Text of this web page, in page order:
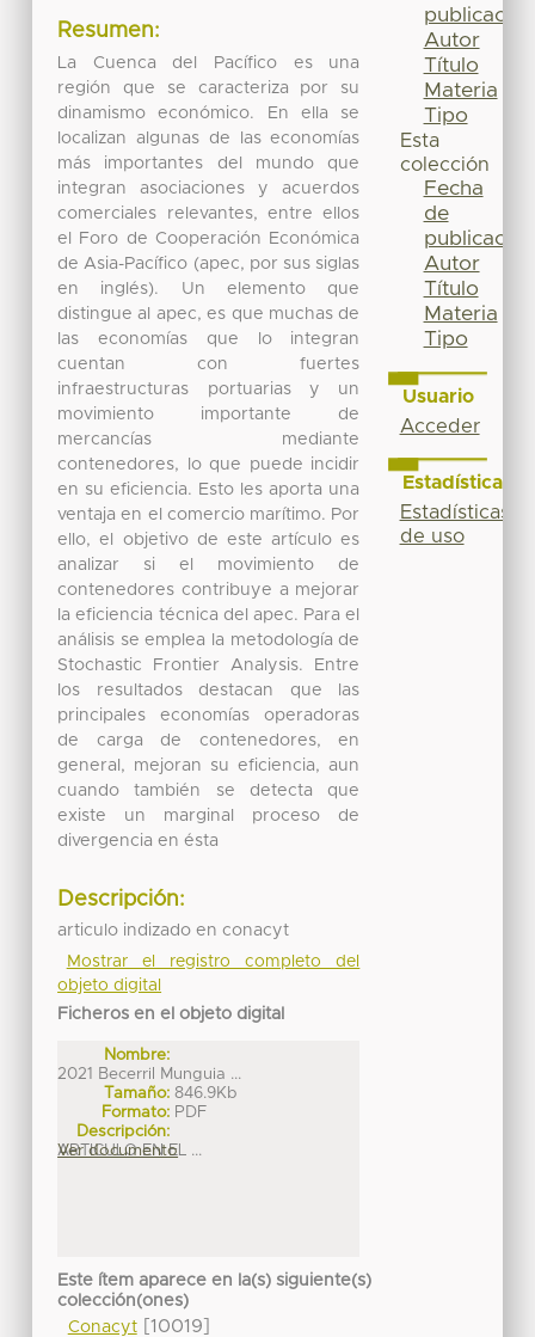
Resumen:
La Cuenca del Pacífico es una
región que se caracteriza por su
dinamismo económico. En ella se
localizan algunas de las economías
más importantes del mundo que
integran asociaciones y acuerdos
comerciales relevantes, entre ellos
el Foro de Cooperación Económica
de Asia-Pacífico (apec, por sus siglas
en inglés). Un elemento que
distingue al apec, es que muchas de
las economías que lo integran
cuentan con fuertes
infraestructuras portuarias y un
movimiento importante de
mercancías mediante
contenedores, lo que puede incidir
en su eficiencia. Esto les aporta una
ventaja en el comercio marítimo. Por
ello, el objetivo de este artículo es
analizar si el movimiento de
contenedores contribuye a mejorar
la eficiencia técnica del apec. Para el
análisis se emplea la metodología de
Stochastic Frontier Analysis. Entre
los resultados destacan que las
principales economías operadoras
de carga de contenedores, en
general, mejoran su eficiencia, aun
cuando también se detecta que
existe un marginal proceso de
divergencia en ésta
Descripción:
articulo indizado en conacyt
Mostrar el registro completo del
objeto digital
Ficheros en el objeto digital
Nombre:
2021 Becerril Munguia ...
Tamaño: 846.9Kb
Formato: PDF
Descripción:
ARTICULO EN EL ...
Ver documento
Este ítem aparece en la(s) siguiente(s)
colección(ones)
Conacyt[10019]
publicación
Autor
Título
Materia
Tipo
Esta
colección
Fecha
de
publicación
Autor
Título
Materia
Tipo
Usuario
Acceder
Estadísticas
Estadísticas
de uso